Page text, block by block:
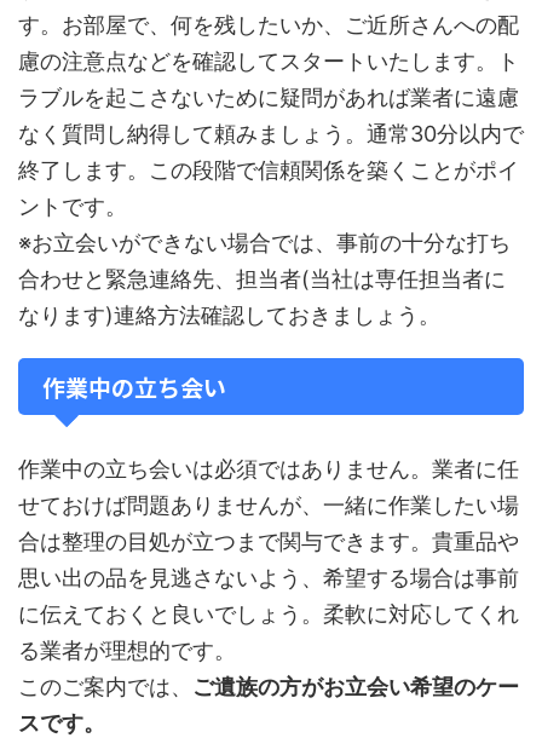
す。お部屋で、何を残したいか、ご近所さんへの配
慮の注意点などを確認してスタートいたします。ト
ラブルを起こさないために疑問があれば業者に遠慮
なく質問し納得して頼みましょう。通常30分以内で
終了します。この段階で信頼関係を築くことがポイ
ントです。
※お立会いができない場合では、事前の十分な打ち
合わせと緊急連絡先、担当者(当社は専任担当者に
なります)連絡方法確認しておきましょう。
作業中の立ち会い
作業中の立ち会いは必須ではありません。業者に任
せておけば問題ありませんが、一緒に作業したい場
合は整理の目処が立つまで関与できます。貴重品や
思い出の品を見逃さないよう、希望する場合は事前
に伝えておくと良いでしょう。柔軟に対応してくれ
る業者が理想的です。
このご案内では、 ご遺族の方がお立会い希望のケー
スです。